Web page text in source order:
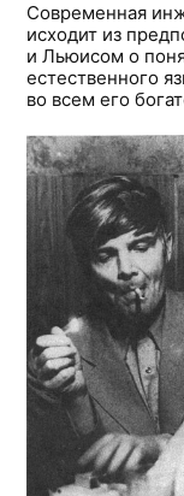
Современная
исходит из
и Льюисом о
естественного
во всем его